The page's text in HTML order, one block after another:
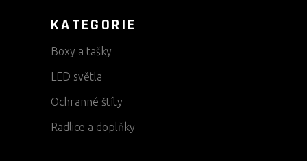
KATEGORIE
Boxy a tašky
LED světla
Ochranné štíty
Radlice a doplňky